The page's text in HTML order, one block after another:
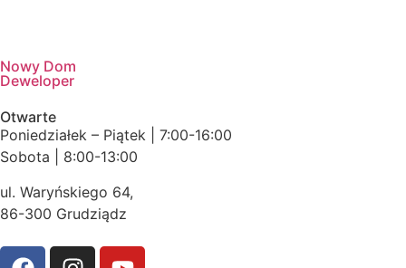
Nowy Dom
Deweloper
Otwarte
Poniedziałek – Piątek | 7:00-16:00
Sobota | 8:00-13:00
ul. Waryńskiego 64,
86-300 Grudziądz